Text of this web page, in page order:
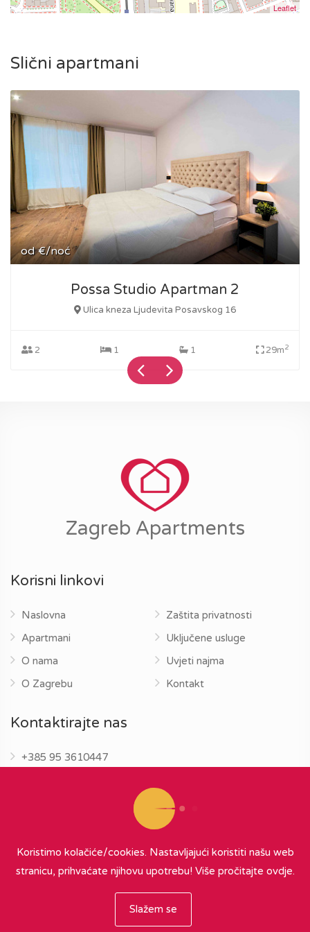
Leaflet
Slični apartmani
od €/noć
Possa Studio Apartman 2
Ulica kneza Ljudevita Posavskog 16
2 1 1 29m2
Zagreb Apartments
Korisni linkovi
Naslovna
Apartmani
O nama
O Zagrebu
Zaštita privatnosti
Uključene usluge
Uvjeti najma
Kontakt
Kontaktirajte nas
+385 95 3610447
Koristimo kolačiće/cookies. Nastavljajući koristiti našu web
stranicu, prihvaćate njihovu upotrebu! Više pročitajte ovdje.
Slažem se